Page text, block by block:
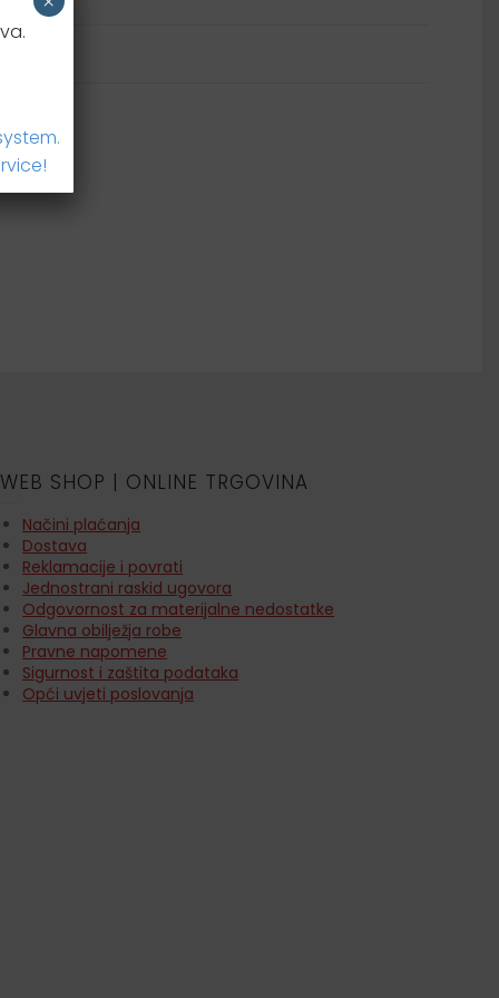
WEB SHOP | ONLINE TRGOVINA
Načini plaćanja
Dostava
Reklamacije i povrati
Jednostrani raskid ugovora
Odgovornost za materijalne nedostatke
Glavna obilježja robe
Pravne napomene
Sigurnost i zaštita podataka
Opći uvjeti poslovanja